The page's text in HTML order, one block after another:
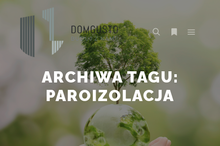
ARCHIWA TAGU:
PAROIZOLACJA